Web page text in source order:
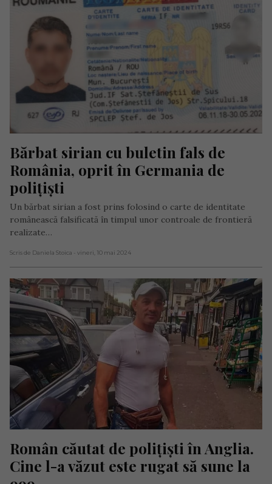
Bărbat sirian cu buletin fals de
România, oprit în Germania de
polițiști
Un bărbat sirian a fost prins folosind o carte de identitate
românească falsificată în timpul unor controale de frontieră
realizate…
Scris de Daniela Stoica - vineri, 10 mai 2024
Român căutat de polițiști în Anglia.
Cine l-a văzut este rugat să sune la